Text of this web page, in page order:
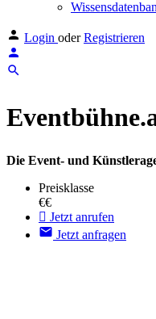
Login oder Registrieren
Die Event- und
Preisklasse
€€
Jetzt anrufen
Jetzt anfragen